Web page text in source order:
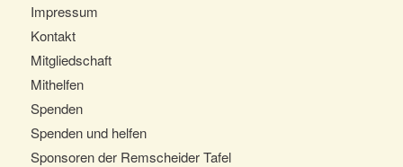
Impressum
Kontakt
Mitgliedschaft
Mithelfen
Spenden
Spenden und helfen
Sponsoren der Remscheider Tafel